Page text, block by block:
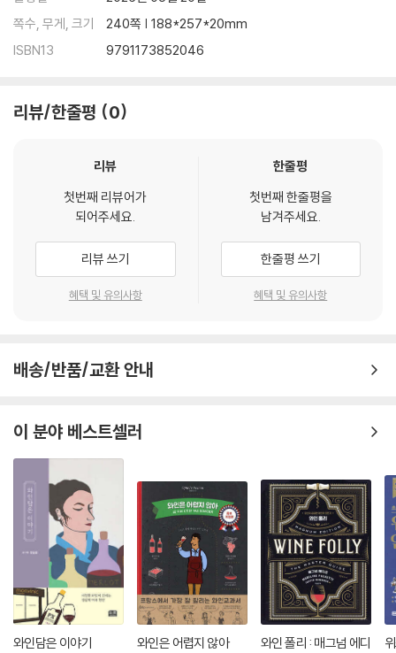
쪽수, 무게, 크기
240쪽 | 188*257*20mm
ISBN13
9791173852046
리뷰/한줄평 0
리뷰
첫번째 리뷰어가
되어주세요.
리뷰 쓰기
혜택 및 유의사항
한줄평
첫번째 한줄평을
남겨주세요.
한줄평 쓰기
혜택 및 유의사항
배송/반품/교환 안내
이 분야 베스트셀러
와인담은 이야기 와인은 어렵지 않아
와인 폴리 : 매그넘 에디